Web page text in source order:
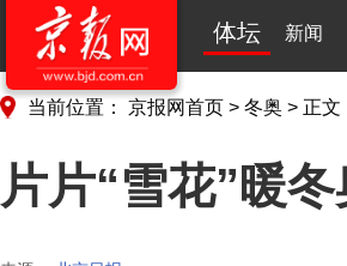
体坛 新闻
当前位置： 京报网首页 > 冬奥 > 正文
片片“雪花”暖